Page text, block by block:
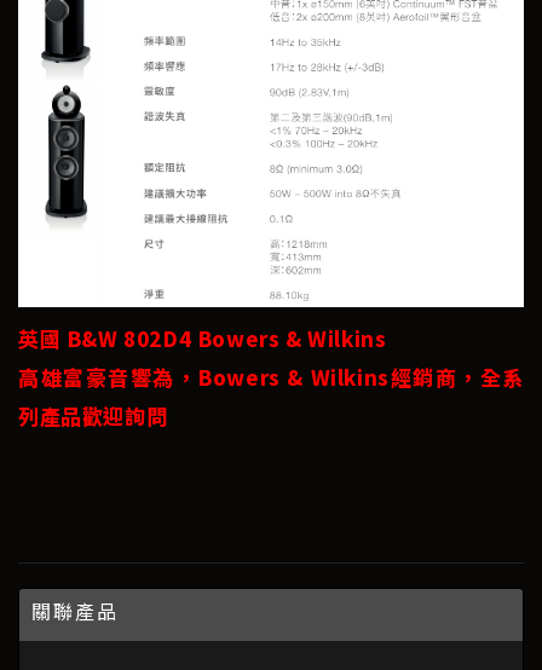
英國 B&W 802D4 Bowers & Wilkins
高雄富豪音響為，Bowers & Wilkins經銷商，全系
列產品歡迎詢問
關聯產品